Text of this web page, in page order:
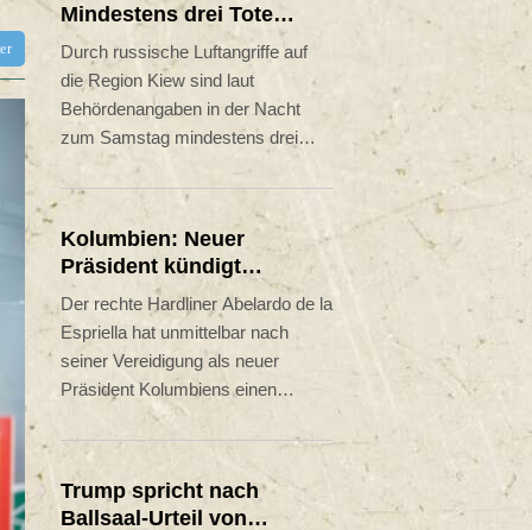
Mindestens drei Tote
durch russische Angriffe
in Region Kiew
Durch russische Luftangriffe auf
die Region Kiew sind laut
Behördenangaben in der Nacht
zum Samstag mindestens drei
den Opfern sei auch ein Kind, teilte
die Militärverwaltung der
ukrainischen Hauptstadtregion mit.
Bei den gleichen Angriffen
nordöstlich von Kiew seien drei
weitere Menschen verletzt worden.
Kolumbien: Neuer
Präsident kündigt
"unermüdlichen" Kampf
gegen Drogengewalt an
Der rechte Hardliner Abelardo de la
Espriella hat unmittelbar nach
seiner Vereidigung als neuer
Präsident Kolumbiens einen
"unermüdlichen" Kampf gegen
Drogengewalt angekündigt. Der
Verbündete von US-Präsident
Donald Trump sagte am Freitag in
Trump spricht nach
Ballsaal-Urteil von